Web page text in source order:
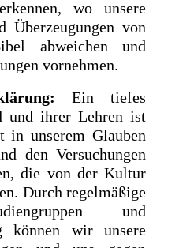
wo unsere
Überzeugungen von
abweichen und
vornehmen.
Ein tiefes
und ihrer Lehren ist
in unserem Glauben
den Versuchungen
die von der Kultur
Durch regelmäßige
und
können wir unsere